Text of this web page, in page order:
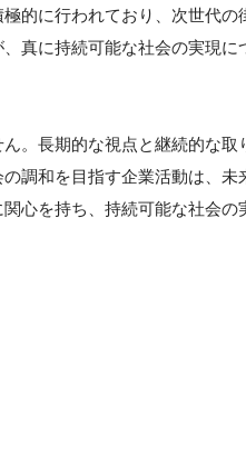
的に行われており、次世代の
真に持続可能な社会の実現に
。長期的な視点と継続的な取
調和を目指す企業活動は、未
心を持ち、持続可能な社会の